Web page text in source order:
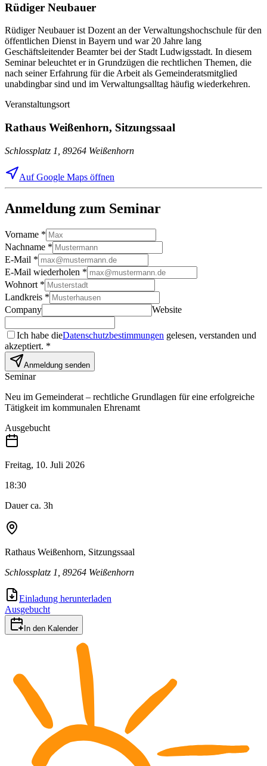
Rüdiger Neubauer
Rüdiger Neubauer ist Dozent an der Verwaltungshochschule für den
öffentlichen Dienst in Bayern und war 20 Jahre lang
Geschäftsleitender Beamter bei der Stadt Ludwigsstadt. In diesem
Seminar beleuchtet er in Grundzügen die rechtlichen Themen, die
nach seiner Erfahrung für die Arbeit als Gemeinderatsmitglied
unabdingbar sind und im Verwaltungsalltag häufig wiederkehren.
Veranstaltungsort
Rathaus Weißenhorn, Sitzungssaal
Schlossplatz 1, 89264 Weißenhorn
Auf Google Maps öffnen
Anmeldung zum Seminar
Vorname *
Nachname *
E-Mail *
E-Mail wiederholen *
Wohnort *
Landkreis *
Company
Website
Ich habe dieDatenschutzbestimmungen gelesen, verstanden und
akzeptiert. *
Anmeldung senden
Seminar
Neu im Gemeinderat – rechtliche Grundlagen für eine erfolgreiche
Tätigkeit im kommunalen Ehrenamt
Ausgebucht
Freitag, 10. Juli 2026
18:30
Dauer ca. 3h
Rathaus Weißenhorn, Sitzungssaal
Schlossplatz 1, 89264 Weißenhorn
Einladung herunterladen
Ausgebucht
In den Kalender